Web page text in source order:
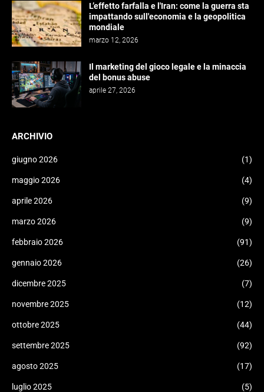
L’effetto farfalla e l'Iran: come la guerra sta
impattando sull'economia e la geopolitica
mondiale
marzo 12, 2026
Il marketing del gioco legale e la minaccia
del bonus abuse
aprile 27, 2026
ARCHIVIO
giugno 2026 (1)
maggio 2026 (4)
aprile 2026 (9)
marzo 2026 (9)
febbraio 2026 (91)
gennaio 2026 (26)
dicembre 2025 (7)
novembre 2025 (12)
ottobre 2025 (44)
settembre 2025 (92)
agosto 2025 (17)
luglio 2025 (5)